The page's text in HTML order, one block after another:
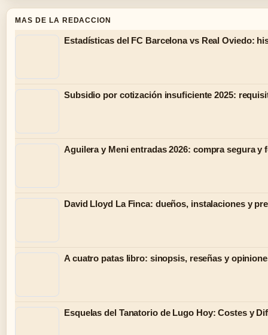
MAS DE LA REDACCION
Estadísticas del FC Barcelona vs Real Oviedo:
Subsidio por cotización insuficiente 2025:
Aguilera y Meni entradas 2026: compra segura y
David Lloyd La Finca: dueños, instalaciones y
A cuatro patas libro: sinopsis, reseñas y
Esquelas del Tanatorio de Lugo Hoy: Costes y